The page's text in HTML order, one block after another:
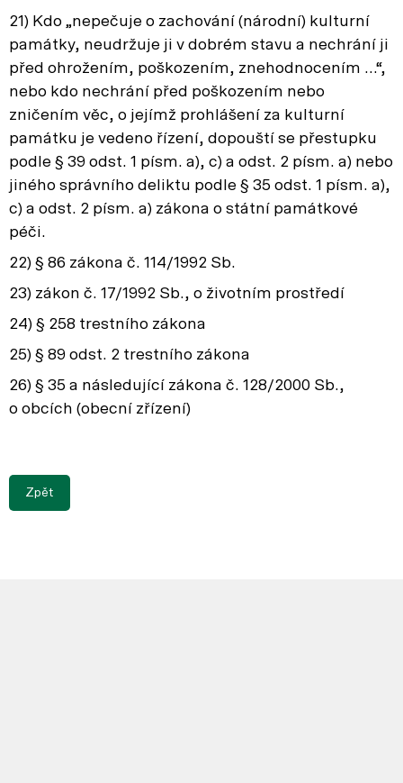
21) Kdo „nepečuje o zachování (národní) kulturní
památky, neudržuje ji v dobrém stavu a nechrání ji
před ohrožením, poškozením, znehodnocením …“,
nebo kdo nechrání před poškozením nebo
zničením věc, o jejímž prohlášení za kulturní
památku je vedeno řízení, dopouští se přestupku
podle § 39 odst. 1 písm. a), c) a odst. 2 písm. a) nebo
jiného správního deliktu podle § 35 odst. 1 písm. a),
c) a odst. 2 písm. a) zákona o státní památkové
péči.
22) § 86 zákona č. 114/1992 Sb.
23) zákon č. 17/1992 Sb., o životním prostředí
24) § 258 trestního zákona
25) § 89 odst. 2 trestního zákona
26) § 35 a následující zákona č. 128/2000 Sb.,
o obcích (obecní zřízení)
Zpět